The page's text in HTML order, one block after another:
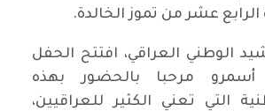
الوطني العراقي، افتتح الحفل
أسمرو مرحبا بالحضور بهذه
التي تعني الكثير للعراقيين،